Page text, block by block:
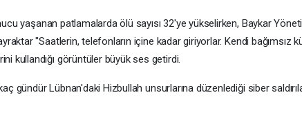
yaşanan patlamalarda ölü sayısı 32'ye yükselirken, Baykar
"Saatlerin, telefonların içine kadar giriyorlar. Kendi bağımsız
kullandığı görüntüler büyük ses getirdi.
gündür Lübnan'daki Hizbullah unsurlarına düzenlediği siber